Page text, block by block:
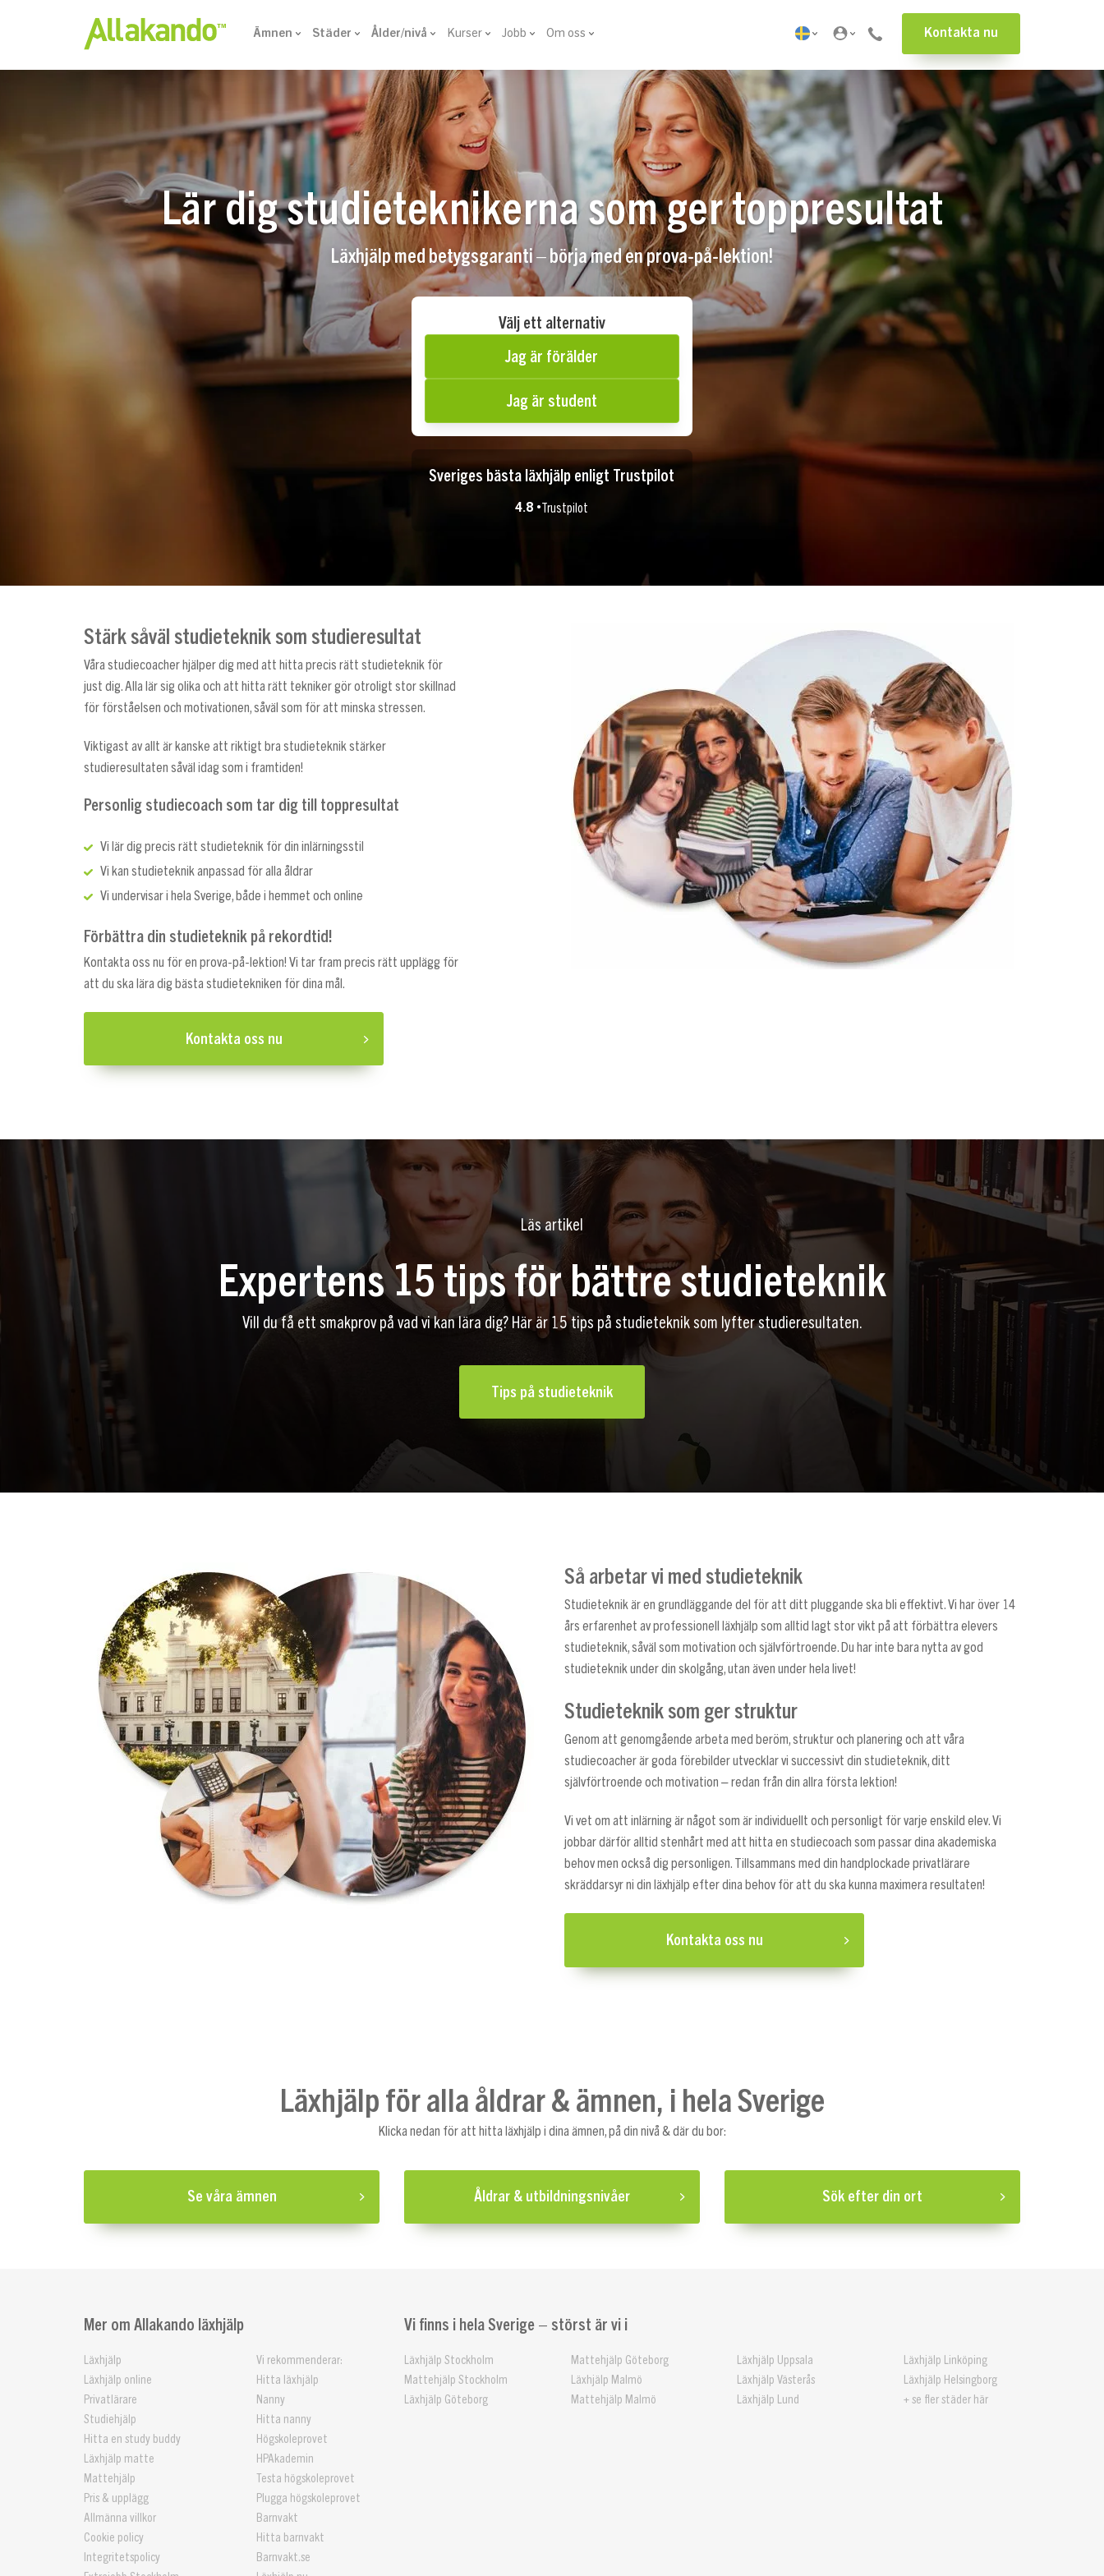
Ämnen Städer Ålder/nivå Kurser Jobb Om oss Kontakta nu
Lär dig studieteknikerna som ger toppresultat
Läxhjälp med betygsgaranti – börja med en prova-på-lektion!
Välj ett alternativ
Jag är förälder
Jag är student
Sveriges bästa läxhjälp enligt Trustpilot
4.8 •Trustpilot
Stärk såväl studieteknik som studieresultat
Våra studiecoacher hjälper dig med att hitta precis rätt studieteknik för
just dig. Alla lär sig olika och att hitta rätt tekniker gör otroligt stor skillnad
för förståelsen och motivationen, såväl som för att minska stressen.
Viktigast av allt är kanske att riktigt bra studieteknik stärker
studieresultaten såväl idag som i framtiden!
Personlig studiecoach som tar dig till toppresultat
Vi lär dig precis rätt studieteknik för din inlärningsstil
Vi kan studieteknik anpassad för alla åldrar
Vi undervisar i hela Sverige, både i hemmet och online
Förbättra din studieteknik på rekordtid!
Kontakta oss nu för en prova-på-lektion! Vi tar fram precis rätt upplägg för
att du ska lära dig bästa studietekniken för dina mål.
Kontakta oss nu
Läs artikel
Expertens 15 tips för bättre studieteknik
Vill du få ett smakprov på vad vi kan lära dig? Här är 15 tips på studieteknik som lyfter studieresultaten.
Tips på studieteknik
Så arbetar vi med studieteknik
Studieteknik är en grundläggande del för att ditt pluggande ska bli effektivt. Vi har över 14
års erfarenhet av professionell läxhjälp som alltid lagt stor vikt på att förbättra elevers
studieteknik, såväl som motivation och självförtroende. Du har inte bara nytta av god
studieteknik under din skolgång, utan även under hela livet!
Studieteknik som ger struktur
Genom att genomgående arbeta med beröm, struktur och planering och att våra
studiecoacher är goda förebilder utvecklar vi successivt din studieteknik, ditt
självförtroende och motivation – redan från din allra första lektion!
Vi vet om att inlärning är något som är individuellt och personligt för varje enskild elev. Vi
jobbar därför alltid stenhårt med att hitta en studiecoach som passar dina akademiska
behov men också dig personligen. Tillsammans med din handplockade privatlärare
skräddarsyr ni din läxhjälp efter dina behov för att du ska kunna maximera resultaten!
Kontakta oss nu
Läxhjälp för alla åldrar & ämnen, i hela Sverige
Klicka nedan för att hitta läxhjälp i dina ämnen, på din nivå & där du bor:
Se våra ämnen Åldrar & utbildningsnivåer Sök efter din ort
Mer om Allakando läxhjälp
Läxhjälp
Läxhjälp online
Privatlärare
Studiehjälp
Hitta en study buddy
Läxhjälp matte
Mattehjälp
Pris & upplägg
Allmänna villkor
Cookie policy
Integritetspolicy
Vi rekommenderar:
Hitta läxhjälp
Nanny
Hitta nanny
Högskoleprovet
HPAkademin
Testa högskoleprovet
Plugga högskoleprovet
Barnvakt
Hitta barnvakt
Barnvakt.se
Vi finns i hela Sverige – störst är vi i
Läxhjälp Stockholm
Mattehjälp Stockholm
Läxhjälp Göteborg
Mattehjälp Göteborg
Läxhjälp Malmö
Mattehjälp Malmö
Läxhjälp Uppsala
Läxhjälp Västerås
Läxhjälp Lund
Läxhjälp Linköping
Läxhjälp Helsingborg
+ se fler städer här